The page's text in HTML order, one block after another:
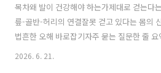
목차왜 발이 건강해야 하는가제대로 걷는다
릎-골반-허리의 연결잘못 걷고 있다는 몸의
법흔한 오해 바로잡기자주 묻는 질문한 줄
다는 것은 단순히 발이 안 아픈 상태를 뜻하지
2026. 6. 21.